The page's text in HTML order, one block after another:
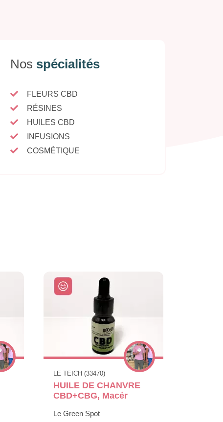
Nos spécialités
FLEURS CBD
RÉSINES
HUILES CBD
INFUSIONS
COSMÉTIQUE
LE TEICH (33470)
HUILE DE CHANVRE
CBD+CBG, Macér
Le Green Spot